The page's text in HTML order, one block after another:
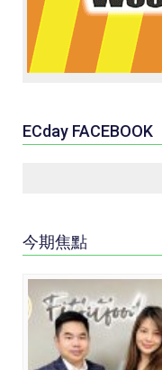
ECday FACEBOOK
今期焦點